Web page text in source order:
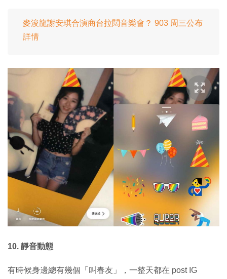
麥浚龍謝安琪合演商台拉闊音樂會？ 903 周三公布
詳情
10. 靜音動態
有時候身邊總有幾個「叫春友」，一整天都在 post IG